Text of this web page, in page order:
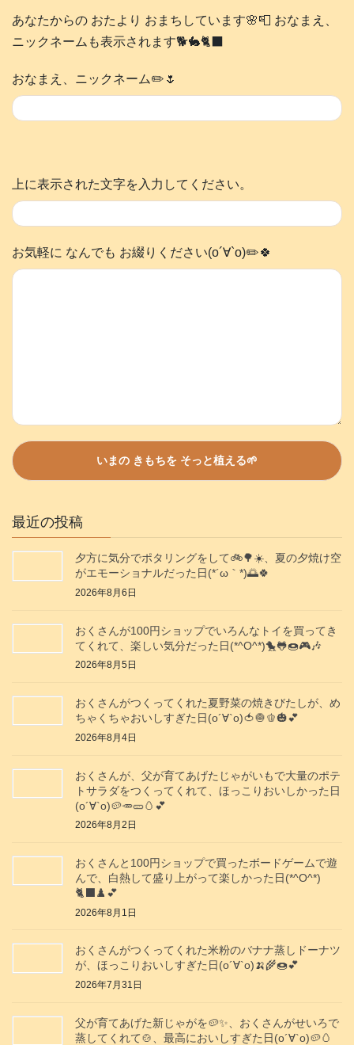
あなたからの おたより おまちしています🌸📮 おなまえ、
ニックネームも表示されます🐕️🐇🐈‍⬛
おなまえ、ニックネーム✏️🌷
上に表示された文字を入力してください。
お気軽に なんでも お綴りください(о´∀`о)✏️🍀
最近の投稿
夕方に気分でポタリングをして🚲️🌳☀️、夏の夕焼け空
がエモーショナルだった日(⁠*⁠´⁠ω⁠｀⁠*⁠)🌅🍀
2026年8月6日
おくさんが100円ショップでいろんなトイを買ってき
てくれて、楽しい気分だった日(*^O^*)🐤🐸🍩🎮️🎶
2026年8月5日
おくさんがつくってくれた夏野菜の焼きびたしが、め
ちゃくちゃおいしすぎた日(о´∀`о)🍅🧅🫑🎃💕
2026年8月4日
おくさんが、父が育てあげたじゃがいもで大量のポテ
トサラダをつくってくれて、ほっこりおいしかった日
(о´∀`о)🥔🥕🥒🥚💕
2026年8月2日
おくさんと100円ショップで買ったボードゲームで遊
んで、白熱して盛り上がって楽しかった日(*^O^*)
🐈‍⬛♟️💕
2026年8月1日
おくさんがつくってくれた米粉のバナナ蒸しドーナツ
が、ほっこりおいしすぎた日(о´∀`о)🍌🌾🍩💕
2026年7月31日
父が育てあげた新じゃがを🥔✨️、おくさんがせいろで
蒸してくれて🍲、最高においしすぎた日(о´∀`о)🥔🥚